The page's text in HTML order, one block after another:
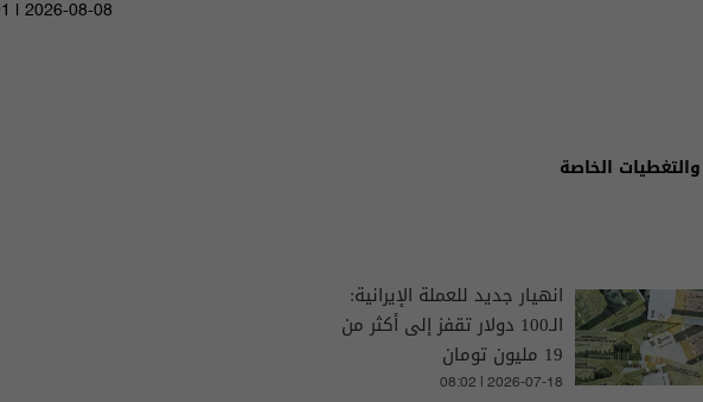
الخاصة
انهيار جديد للعملة الإيرانية:
الـ100 دولار تقفز إلى أكثر من
19 مليون تومان
08:02 | 2026-07-18
| 2026-08-08